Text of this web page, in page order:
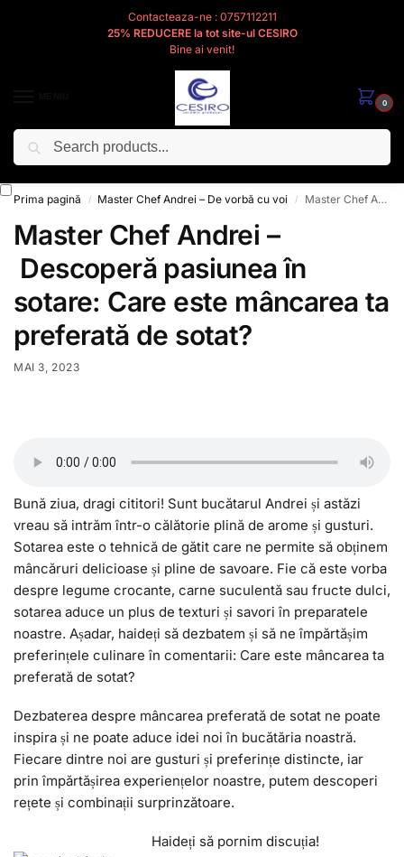
Contacteaza-ne : 0757112211
25% REDUCERE la tot site-ul CESIRO
Bine ai venit!
0
Cesiro
Prima pagină / Master Chef Andrei – De vorbă cu voi / Master Chef Andrei – Descoperă pasiunea în sotare: Care este mâncarea ta preferată de sotat?
Master Chef Andrei –
Descoperă pasiunea în
sotare: Care este mâncarea ta
preferată de sotat?
MAI 3, 2023
Bună ziua, dragi cititori! Sunt bucătarul Andrei și astăzi
vreau să intrăm într-o călătorie plină de arome și gusturi.
Sotarea este o tehnică de gătit care ne permite să obținem
mâncăruri delicioase și pline de savoare. Fie că este vorba
despre legume crocante, carne suculentă sau fructe dulci,
sotarea aduce un plus de texturi și savori în preparatele
noastre. Așadar, haideți să dezbatem și să ne împărtășim
preferințele culinare în comentarii: Care este mâncarea ta
preferată de sotat?
Dezbaterea despre mâncarea preferată de sotat ne poate
inspira și ne poate aduce idei noi în bucătăria noastră.
Fiecare dintre noi are gusturi și preferințe distincte, iar
prin împărtășirea experiențelor noastre, putem descoperi
rețete și combinații surprinzătoare.
Haideți să pornim discuția!